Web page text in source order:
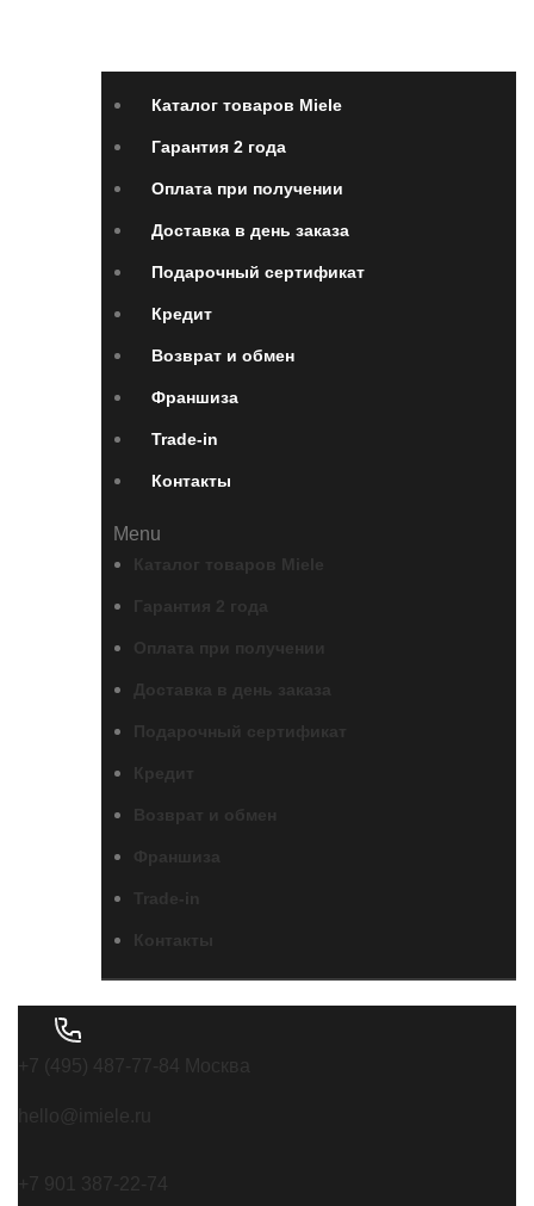
Каталог товаров Miele
Гарантия 2 года
Оплата при получении
Доставка в день заказа
Подарочный сертификат
Кредит
Возврат и обмен
Франшиза
Trade-in
Контакты
Menu
Каталог товаров Miele
Гарантия 2 года
Оплата при получении
Доставка в день заказа
Подарочный сертификат
Кредит
Возврат и обмен
Контакты
+7 (495) 487-77-84 Москва
hello@imiele.ru
+7 901 387-22-74